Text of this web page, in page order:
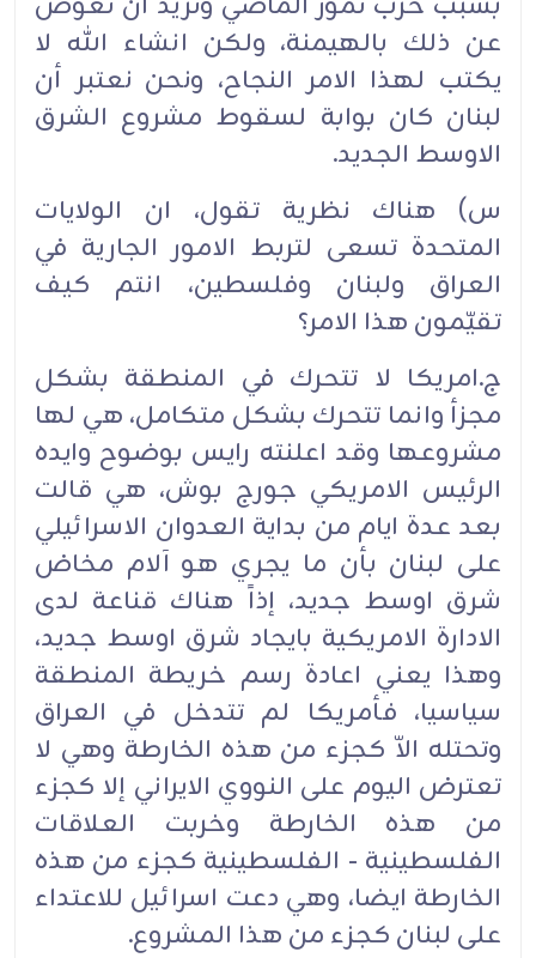
عن ذلك بالهيمنة، ولكن انشاء الله لا
يكتب لهذا الامر النجاح، ونحن نعتبر أن
لبنان كان بوابة لسقوط مشروع الشرق
الاوسط الجديد.
س) هناك نظرية تقول، ان الولايات
المتحدة تسعى لتربط الامور الجارية في
العراق ولبنان وفلسطين، انتم كيف
تقيّمون هذا الامر؟
ج.امريكا لا تتحرك في المنطقة بشكل
مجزأ وانما تتحرك بشكل متكامل، هي لها
مشروعها وقد اعلنته رايس بوضوح وايده
الرئيس الامريكي جورج بوش، هي قالت
بعد عدة ايام من بداية العدوان الاسرائيلي
على لبنان بأن ما يجري هو آلام مخاض
شرق اوسط جديد، إذاً هناك قناعة لدى
الادارة الامريكية بايجاد شرق اوسط جديد،
وهذا يعني اعادة رسم خريطة المنطقة
سياسيا، فأمريكا لم تتدخل في العراق
وتحتله الاّ كجزء من هذه الخارطة وهي لا
تعترض اليوم على النووي الايراني إلا كجزء
من هذه الخارطة وخربت العلاقات
الفلسطينية - الفلسطينية كجزء من هذه
الخارطة ايضا، وهي دعت اسرائيل للاعتداء
على لبنان كجزء من هذا المشروع.